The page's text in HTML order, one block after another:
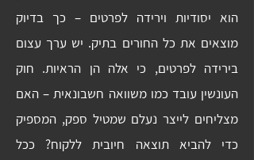
הוא יסודיות וירידה לפרטים – כך בדיוק
מוצאים את כל החורים בתיק. יש ערך עצום
בירידה לפרטים, כי אלה הן הראיות. חוק
העונשין עובד כמו משוואה חשבונאית – האם
מצליחים לייצר נעלם שמטיל ספק, המספיק
כדי להביא תוצאה חיובית ללקוח? ככל